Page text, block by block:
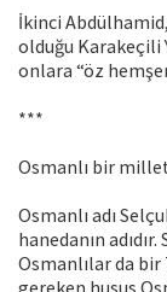
İkinci
olduğu Karakeçili
onlara “öz
***
Osmanlı bir
Osmanlı adı
hanedanın
Osmanlılar da